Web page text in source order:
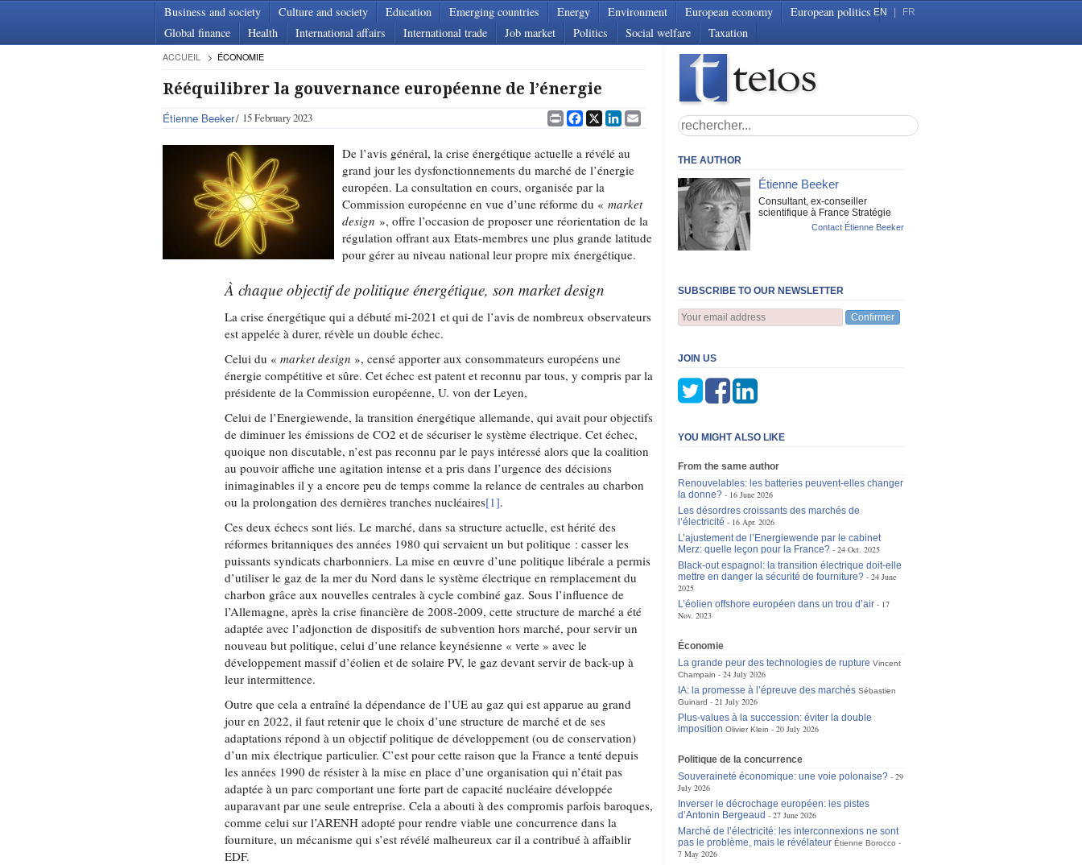
Business and society Culture and society Education Emerging countries Energy Environment European economy
European politics
Global finance
Health International affairs International trade Job market Politics Social welfare Taxation
EN FR
ACCUEIL ÉCONOMIE
Rééquilibrer la gouvernance européenne de l’énergie
Étienne Beeker 15 February 2023 PrintFacebook
X LinkedIn
Email
De l’avis général, la crise énergétique actuelle a révélé au
grand jour les dysfonctionnements du marché de l’énergie
européen. La consultation en cours, organisée par la
Commission européenne en vue d’une réforme du «market
design », offre l’occasion de proposer une réorientation de la
régulation offrant aux Etats-membres une plus grande latitude
pour gérer au niveau national leur propre mix énergétique.
À chaque objectif de politique énergétique, son market design
La crise énergétique qui a débuté mi-2021 et qui de l’avis de nombreux observateurs
est appelée à durer, révèle un double échec.
Celui du «market design », censé apporter aux consommateurs européens une
énergie compétitive et sûre. Cet échec est patent et reconnu par tous, y compris par la
présidente de la Commission européenne, U. von der Leyen,
Celui de l’Energiewende, la transition énergétique allemande, qui avait pour objectifs
de diminuer les émissions de CO2 et de sécuriser le système électrique. Cet échec,
quoique non discutable, n’est pas reconnu par le pays intéressé alors que la coalition
au pouvoir affiche une agitation intense et a pris dans l’urgence des décisions
inimaginables il y a encore peu de temps comme la relance de centrales au charbon
ou la prolongation des dernières tranches nucléaires[1].
Ces deux échecs sont liés. Le marché, dans sa structure actuelle, est hérité des
réformes britanniques des années 1980 qui servaient un but politique : casser les
puissants syndicats charbonniers. La mise en œuvre d’une politique libérale a permis
d’utiliser le gaz de la mer du Nord dans le système électrique en remplacement du
charbon grâce aux nouvelles centrales à cycle combiné gaz. Sous l’influence de
l’Allemagne, après la crise financière de 2008-2009, cette structure de marché a été
adaptée avec l’adjonction de dispositifs de subvention hors marché, pour servir un
nouveau but politique, celui d’une relance keynésienne « verte » avec le
développement massif d’éolien et de solaire PV, le gaz devant servir de back-up à
leur intermittence.
Outre que cela a entraîné la dépendance de l’UE au gaz qui est apparue au grand
jour en 2022, il faut retenir que le choix d’une structure de marché et de ses
adaptations répond à un objectif politique de développement (ou de conservation)
d’un mix électrique particulier. C’est pour cette raison que la France a tenté depuis
les années 1990 de résister à la mise en place d’une organisation qui n’était pas
adaptée à un parc comportant une forte part de capacité nucléaire développée
auparavant par une seule entreprise. Cela a abouti à des compromis parfois baroques,
comme celui sur l’ARENH adopté pour rendre viable une concurrence dans la
fourniture, un mécanisme qui s’est révélé malheureux car il a contribué à affaiblir
EDF.
THE AUTHOR
Étienne Beeker
Consultant, ex-conseiller
scientifique à France Stratégie
Contact Étienne Beeker
SUBSCRIBE TO OUR NEWSLETTER
Confirmer
JOIN US
YOU MIGHT ALSO LIKE
From the same author
Renouvelables: les batteries peuvent-elles changer
la donne?
16 June 2026
Les désordres croissants des marchés de
l’électricité
16 Apr. 2026
L’ajustement de l’Energiewende par le cabinet
Merz: quelle leçon pour la France?
24 Oct. 2025
Black-out espagnol: la transition électrique doit-elle
mettre en danger la sécurité de fourniture?
24 June
2025
L’éolien offshore européen dans un trou d’air
17
Nov. 2023
Économie
La grande peur des technologies de rupture Vincent
Champain
24 July 2026
IA: la promesse à l’épreuve des marchés Sébastien
Guinard
21 July 2026
Plus-values à la succession: éviter la double
imposition Olivier Klein 20 July 2026
Politique de la concurrence
Souveraineté économique: une voie polonaise?
29
July 2026
Inverser le décrochage européen: les pistes
d’Antonin Bergeaud
27 June 2026
Marché de l’électricité: les interconnexions ne sont
pas le problème, mais le révélateur Étienne Borocco
7 May 2026